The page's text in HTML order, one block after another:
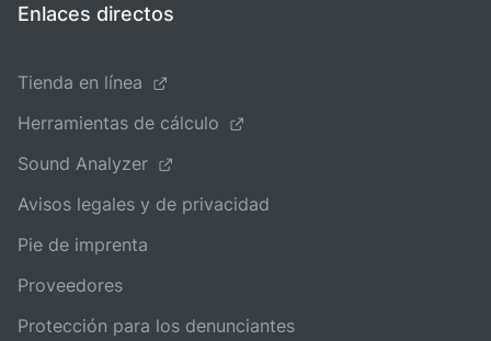
Enlaces directos
Tienda en línea
Herramientas de cálculo
Sound Analyzer
Avisos legales y de privacidad
Pie de imprenta
Proveedores
Protección para los denunciantes